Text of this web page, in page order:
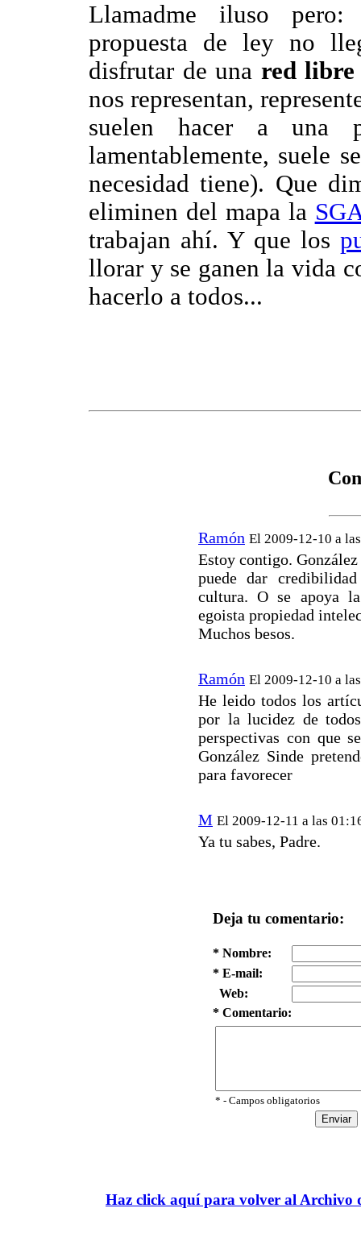
Llamadme iluso pero:
propuesta de ley no
disfrutar de una red
nos representan,
suelen hacer a una
lamentablemente, suele
necesidad tiene). Que
eliminen del mapa la
trabajan ahí. Y que los
llorar y se ganen la vida
hacerlo a todos...
Ramón El 2009-12-10 a
Estoy contigo.
puede dar
cultura. O se apoya
egoista propiedad
Muchos besos.
Ramón El 2009-12-10 a
He leido todos los
por la lucidez de
perspectivas con que
González Sinde
para favorecer
M El 2009-12-11 a las
Ya tu sabes, Padre.
Deja tu comentario:
* Nombre:
* E-mail:
Web:
* Comentario:
* - Campos obligatorios
Haz click aquí para volver al Archivo